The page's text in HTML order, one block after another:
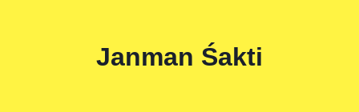
Janman Śakti